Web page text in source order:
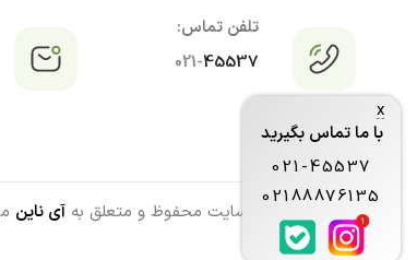
تلفن تماس:
021-45537
تمامی حقوق این سایت محفوظ و متعلق به آی ناین
x
با ما تماس بگیرید
021-45537
02188876135